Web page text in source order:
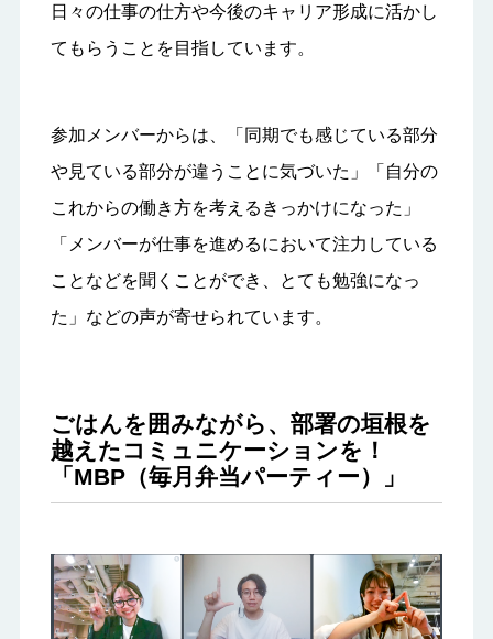
日々の仕事の仕方や今後のキャリア形成に活かし
てもらうことを目指しています。
参加メンバーからは、「同期でも感じている部分
や見ている部分が違うことに気づいた」「自分の
これからの働き方を考えるきっかけになった」
「メンバーが仕事を進めるにおいて注力している
ことなどを聞くことができ、とても勉強になっ
た」などの声が寄せられています。
ごはんを囲みながら、部署の垣根を
越えたコミュニケーションを！
「MBP（毎月弁当パーティー）」